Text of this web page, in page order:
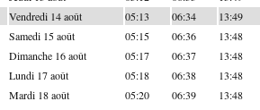
Vendredi 14 août 05:13 06:34 13:49
Samedi 15 août 05:15 06:36 13:48
Dimanche 16 août 05:17 06:37 13:48
Lundi 17 août 05:18 06:38 13:48
Mardi 18 août 05:20 06:39 13:48